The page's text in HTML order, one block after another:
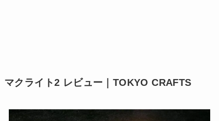
マクライト2 レビュー｜TOKYO CRAFTS